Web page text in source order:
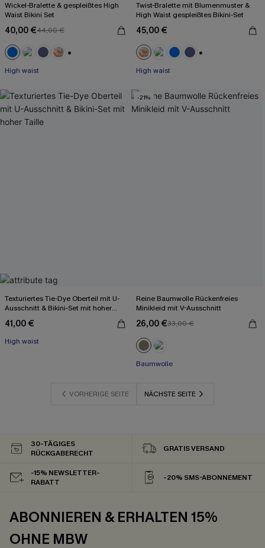
Wickel-Bralette & gespleißtes High
Waist Bikini Set
40,00 €44,00 €
High waist
Twist-Bralette mit Blumenmuster &
High Waist gespleißtes Bikini-Set
45,00 €
High waist
Texturiertes Tie-Dye Oberteil mit U-
Ausschnitt & Bikini-Set mit hoher
41,00 €
High waist
-21%
Reine Baumwolle Rückenfreies
Minikleid mit V-Ausschnitt
26,00 €33,00 €
Baumwolle
VORHERIGE SEITE NÄCHSTE SEITE
30-TÄGIGES
RÜCKGABERECHT
GRATIS VERSAND
-15% NEWSLETTER-
RABATT
-20% SMS-ABONNEMENT
ABONNIEREN & ERHALTEN 15%
OHNE MBW